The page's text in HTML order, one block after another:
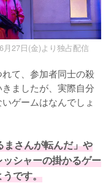
27日(金)より独占配信
れて、参加者同士の殺
ましたが、実際自分
ゲームはなんでしょ
まさんが転んだ」や
シャーの掛かるゲー
です。